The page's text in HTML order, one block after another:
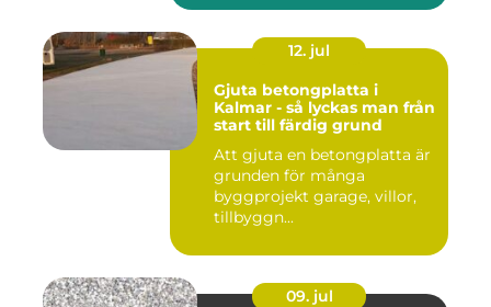
12. jul
Gjuta betongplatta i
Kalmar - så lyckas man från
start till färdig grund
Att gjuta en betongplatta är
grunden för många
byggprojekt garage, villor,
tillbyggn...
09. jul